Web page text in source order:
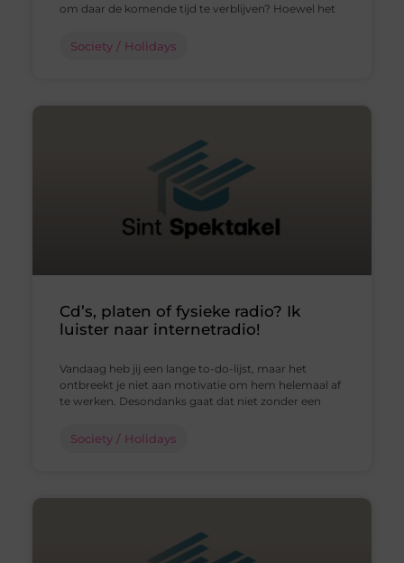
om daar de komende tijd te verblijven? Hoewel het
Society / Holidays
Cd’s, platen of fysieke radio? Ik
luister naar internetradio!
Vandaag heb jij een lange to-do-lijst, maar het
ontbreekt je niet aan motivatie om hem helemaal af
te werken. Desondanks gaat dat niet zonder een
Society / Holidays